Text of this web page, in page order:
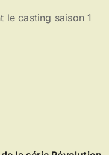
le casting saison 1